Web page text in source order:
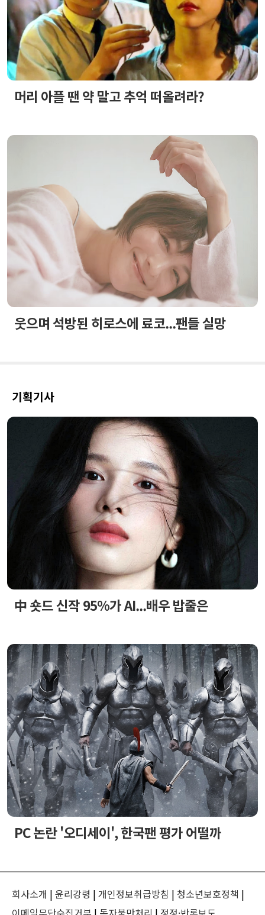
머리 아플 땐 약 말고 추억 떠올려라?
웃으며 석방된 히로스에 료코...팬들 실망
기획기사
中 숏드 신작 95%가 AI...배우 밥줄은
PC 논란 '오디세이', 한국팬 평가 어떨까
회사소개 | 윤리강령 | 개인정보취급방침 | 청소년보호정책 |